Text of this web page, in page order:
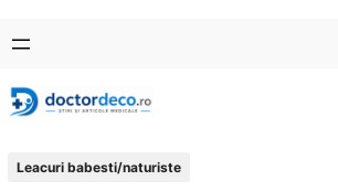
conținut
content
Leacuri babesti/naturiste